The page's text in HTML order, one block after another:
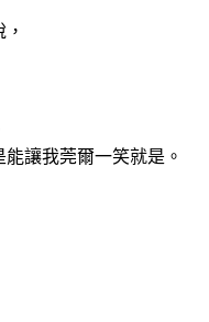
讓我莞爾一笑就是。